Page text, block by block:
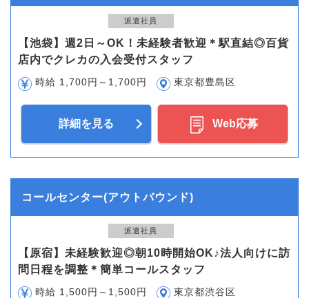
派遣社員
【池袋】週2日～OK！未経験者歓迎＊駅直結◎百貨
店内でクレカの入会受付スタッフ
時給 1,700円～1,700円 東京都豊島区
詳細を見る Web応募
コールセンター(アウトバウンド)
派遣社員
【原宿】未経験歓迎◎朝10時開始OK♪法人向けに訪
問日程を調整＊簡単コールスタッフ
時給 1,500円～1,500円 東京都渋谷区